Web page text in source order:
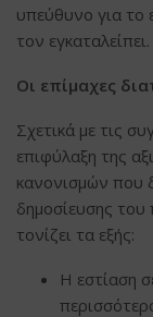
υπεύθυνο για το
τον εγκαταλείπει.
Οι επίμαχες
Σχετικά με τις
επιφύλαξη της
κανονισμών που
δημοσίευσης
τονίζει τα εξής:
Η εστίαση